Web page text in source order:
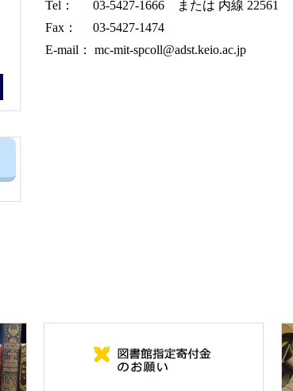
Tel： 03-5427-1666 または 内線 22561
Fax： 03-5427-1474
E-mail： mc-mit-spcoll@adst.keio.ac.jp